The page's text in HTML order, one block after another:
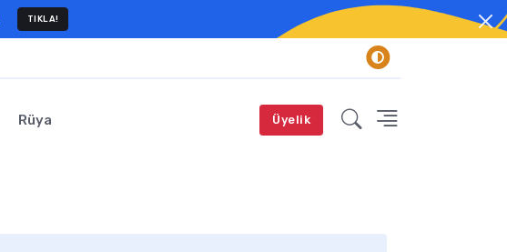
TIKLA!
Rüya Üyelik